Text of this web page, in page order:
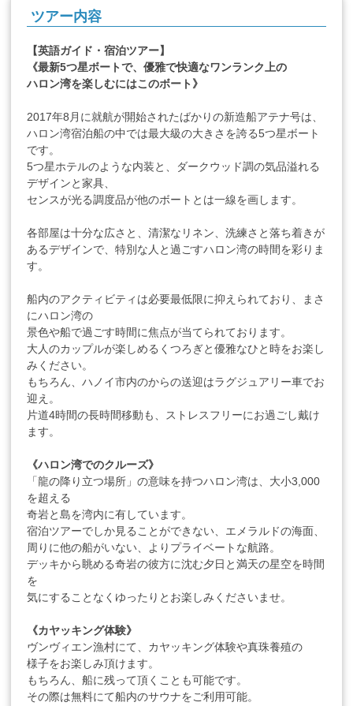
ツアー内容
【英語ガイド・宿泊ツアー】
《最新5つ星ボートで、優雅で快適なワンランク上の
ハロン湾を楽しむにはこのボート》
2017年8月に就航が開始されたばかりの新造船アテナ号は、
ハロン湾宿泊船の中では最大級の大きさを誇る5つ星ボート
です。
5つ星ホテルのような内装と、ダークウッド調の気品溢れる
デザインと家具、
センスが光る調度品が他のボートとは一線を画します。
各部屋は十分な広さと、清潔なリネン、洗練さと落ち着きが
あるデザインで、特別な人と過ごすハロン湾の時間を彩りま
す。
船内のアクティビティは必要最低限に抑えられており、まさ
にハロン湾の
景色や船で過ごす時間に焦点が当てられております。
大人のカップルが楽しめるくつろぎと優雅なひと時をお楽し
みください。
もちろん、ハノイ市内のからの送迎はラグジュアリー車でお
迎え。
片道4時間の長時間移動も、ストレスフリーにお過ごし戴け
ます。
《ハロン湾でのクルーズ》
「龍の降り立つ場所」の意味を持つハロン湾は、大小3,000
を超える
奇岩と島を湾内に有しています。
宿泊ツアーでしか見ることができない、エメラルドの海面、
周りに他の船がいない、よりプライベートな航路。
デッキから眺める奇岩の彼方に沈む夕日と満天の星空を時間
を
気にすることなくゆったりとお楽しみくださいませ。
《カヤッキング体験》
ヴンヴィエン漁村にて、カヤッキング体験や真珠養殖の
様子をお楽しみ頂けます。
もちろん、船に残って頂くことも可能です。
その際は無料にて船内のサウナをご利用可能。